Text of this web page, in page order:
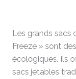
Les grands sacs
Freeze » sont
écologiques. Ils
sacs jetables